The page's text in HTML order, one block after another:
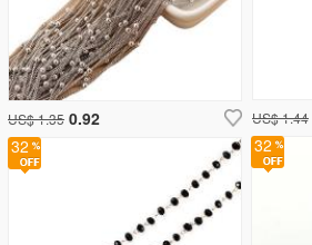
US$ 1.44
US$ 1.35 0.92
32
32